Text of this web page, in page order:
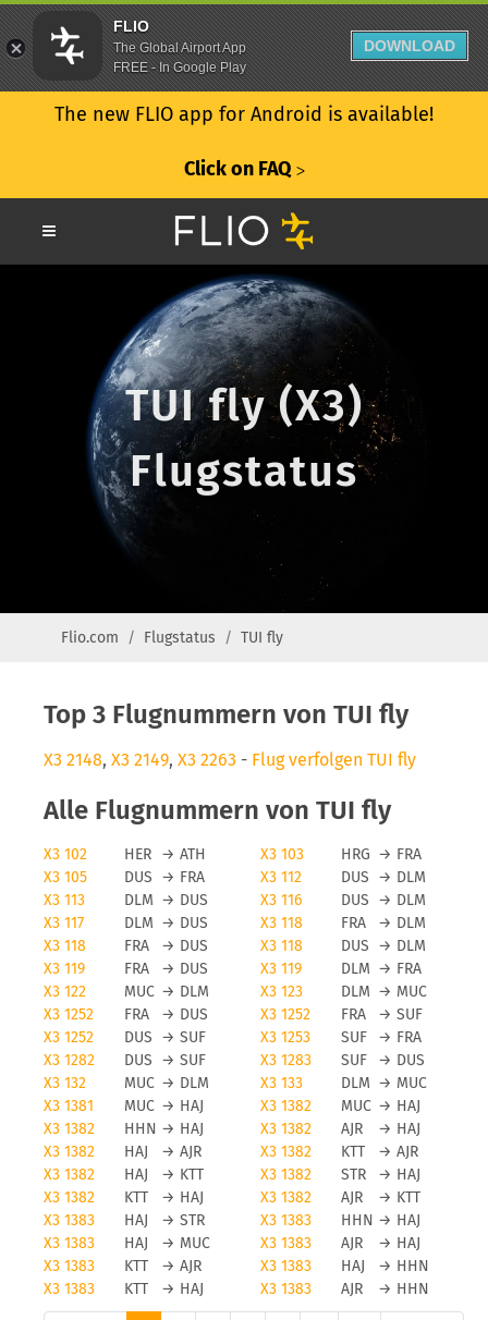
The new FLIO app for Android is available!
Click on FAQ ᐳ
TUI fly (X3)
Flugstatus
Flio.com Flugstatus TUI fly
Top 3 Flugnummern von TUI fly
X3 2148, X3 2149, X3 2263 - Flug verfolgen TUI fly
Alle Flugnummern von TUI fly
X3 102 HER → ATH X3 103 HRG → FRA
X3 105
DUS → FRA X3 112 DUS → DLM
X3 113
DLM → DUS X3 116 DUS → DLM
X3 117
DLM → DUS X3 118 FRA → DLM
X3 118
FRA → DUS X3 118 DUS → DLM
X3 119
FRA → DUS X3 119 DLM → FRA
X3 122
MUC → DLM X3 123 DLM → MUC
X3 1252
FRA → DUS X3 1252 FRA → SUF
X3 1252
DUS → SUF X3 1253 SUF → FRA
X3 1282
DUS → SUF X3 1283 SUF → DUS
X3 132
MUC → DLM X3 133 DLM → MUC
X3 1381
MUC → HAJ X3 1382 MUC → HAJ
X3 1382
HHN → HAJ X3 1382 AJR → HAJ
X3 1382
HAJ → AJR X3 1382 KTT → AJR
X3 1382
HAJ → KTT X3 1382 STR → HAJ
X3 1382
KTT → HAJ X3 1382 AJR → KTT
X3 1383
HAJ → STR X3 1383 HHN → HAJ
X3 1383
HAJ → MUC X3 1383 AJR → HAJ
X3 1383
KTT → AJR X3 1383 HAJ → HHN
X3 1383
KTT → HAJ X3 1383 AJR → HHN
FLIO
The Global Airport App
FREE - In Google Play
DOWNLOAD